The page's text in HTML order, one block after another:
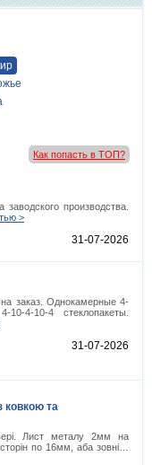
Как попасть в ТОП?
производства.
>
31-07-2026
заказ. Однокамерные 4-
4-10-4 стеклопакеты.
31-07-2026
ковкою та
Лист металу 2мм на
по 16мм, аба зовні…